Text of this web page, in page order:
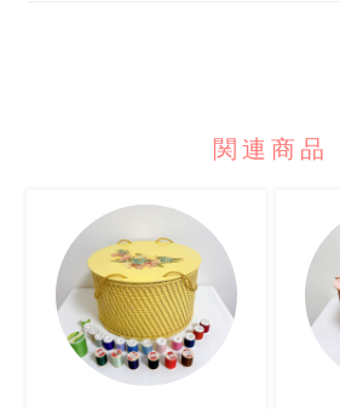
関連商品